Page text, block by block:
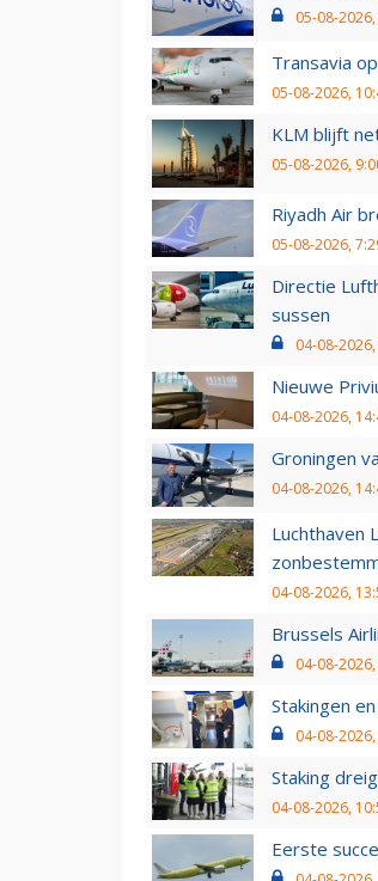
05-08-
Transavia
05-08-2026,
KLM blijft
05-08-2026,
Riyadh Air
05-08-2026,
Directie
sussen
04-08-
Nieuwe
04-08-2026,
Groningen
04-08-2026,
Luchthaven
04-08-2026,
Brussels
04-08-
Stakingen
04-08-
Staking
04-08-2026,
Eerste